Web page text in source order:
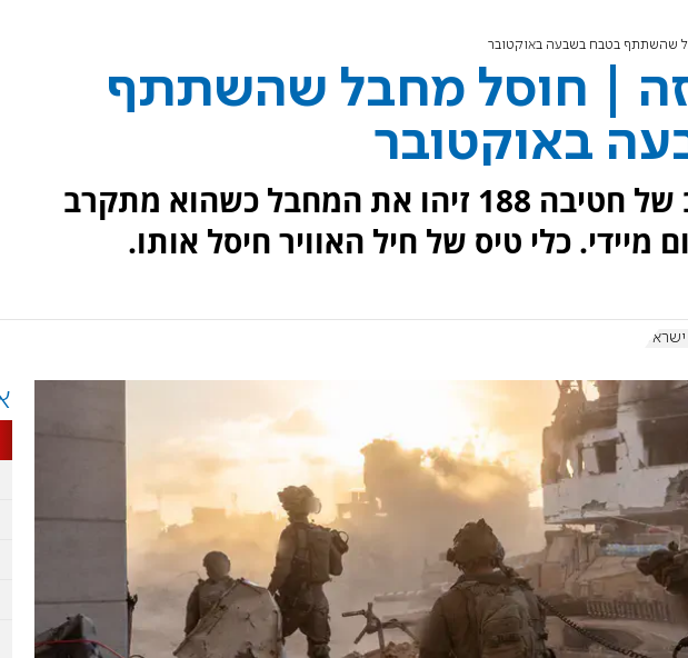
שהשתתף בטבח בשבעה באוקטובר
| חוסל מחבל שהשתתף
באוקטובר
כוחות צוות הקרב של חטיבה 188 זיהו את המחבל כשהוא מתקרב
מיידי. כלי טיס של חיל האוויר חיסל אותו.